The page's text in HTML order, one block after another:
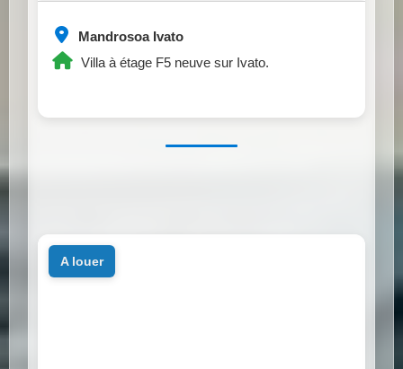
Mandrosoa Ivato
Villa à étage F5 neuve sur Ivato.
a louer